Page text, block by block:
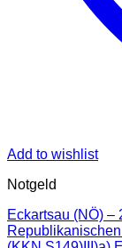
Add to wishlist
Notgeld
Eckartsau (NÖ) –